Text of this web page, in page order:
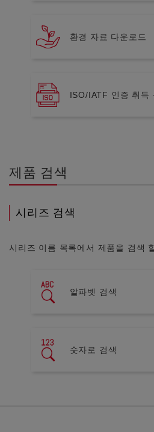
환경 자료 다운로드
ISO/IATF 인증 취득
제품 검색
시리즈 검색
시리즈 이름 목록에서 제품을 검색
알파벳 검색
숫자로 검색